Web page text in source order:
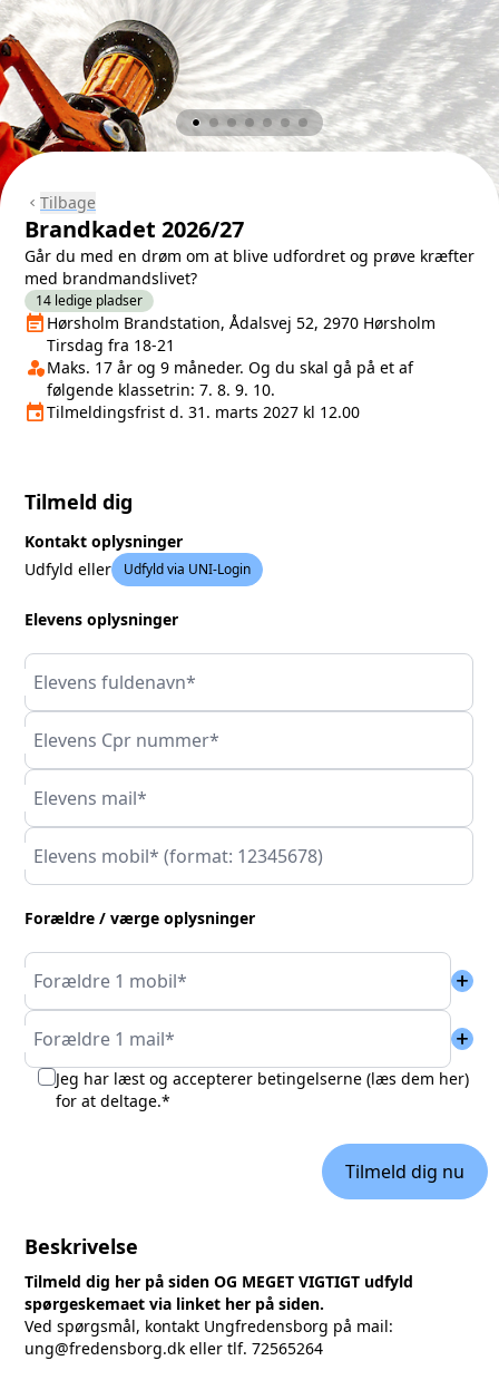
chevron_left Tilbage
Brandkadet 2026/27
Går du med en drøm om at blive udfordret og prøve kræfter
med brandmandslivet?
14 ledige pladser
Næste lektion
event_note Hørsholm Brandstation, Ådalsvej 52, 2970 Hørsholm
Tirsdag fra 18-21
Klasse/Aldersbegrænsning
person_shieldMaks. 17 år og 9 måneder. Og du skal gå på et af
følgende klassetrin: 7. 8. 9. 10.
Tilmeldingsfrist
eventTilmeldingsfrist d. 31. marts 2027 kl 12.00
Tilmeld dig
Kontakt oplysninger
Udfyld eller
Udfyld via UNI-Login
Elevens oplysninger
Elevens fuldenavn*
Elevens Cpr nummer*
Elevens mail*
Elevens mobil* (format: 12345678)
Forældre / værge oplysninger
Forældre 1 mobil* add
Forældre 1 mail* add
Jeg har læst og accepterer betingelserne (læs dem her)
for at deltage.*
Tilmeld dig nu
Beskrivelse
Tilmeld dig her på siden OG MEGET VIGTIGT udfyld
spørgeskemaet via linket her på siden.
Ved spørgsmål, kontakt Ungfredensborg på mail:
ung@fredensborg.dk eller tlf. 72565264